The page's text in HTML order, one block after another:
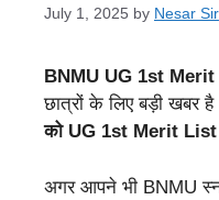
July 1, 2025 by Nesar Sir
BNMU UG 1st
छात्रों के लिए बड़ी खबर
को UG 1st Merit List
अगर आपने भी BNMU